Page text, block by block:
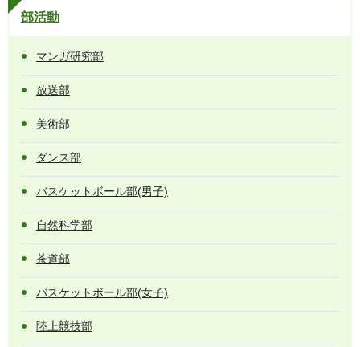
部活動
マンガ研究部
放送部
美術部
ダンス部
バスケットボール部(男子)
自然科学部
茶道部
バスケットボール部(女子)
陸上競技部